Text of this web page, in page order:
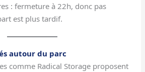
: fermeture à 22h, donc pas
est plus tardif.
autour du parc
comme Radical Storage proposent